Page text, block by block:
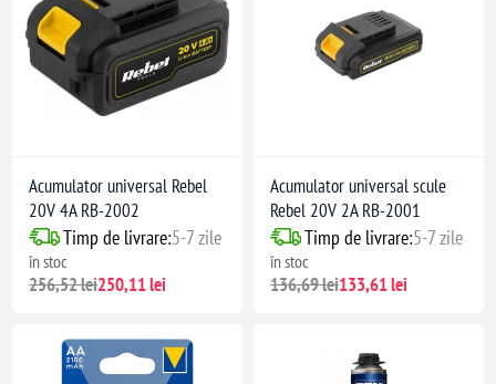
Acumulator universal Rebel
20V 4A RB-2002
Timp de livrare:5-7 zile
în stoc
256,52 lei250,11 lei
Acumulator universal scule
Rebel 20V 2A RB-2001
Timp de livrare:5-7 zile
în stoc
136,69 lei133,61 lei